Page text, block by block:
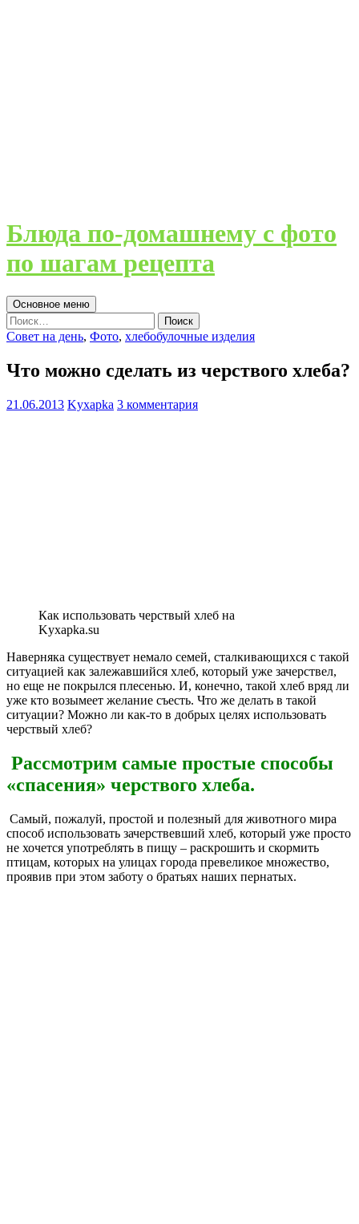
Блюда по-домашнему с фото
по шагам рецепта
Поиск
Основное меню Перейти
к
содержимому
Найти:
Совет на день, Фото, хлебобулочные изделия
Что можно сделать из черствого хлеба?
21.06.2013 Kyxapka 3 комментария
Как использовать черствый хлеб на
Kyxapka.su
Наверняка существует немало семей, сталкивающихся с такой
ситуацией как залежавшийся хлеб, который уже зачерствел,
но еще не покрылся плесенью. И, конечно, такой хлеб вряд ли
уже кто возымеет желание съесть. Что же делать в такой
ситуации? Можно ли как-то в добрых целях использовать
черствый хлеб?
Рассмотрим самые простые способы
«спасения» черствого хлеба.
Самый, пожалуй, простой и полезный для животного мира
способ использовать зачерствевший хлеб, который уже просто
не хочется употреблять в пищу – раскрошить и скормить
птицам, которых на улицах города превеликое множество,
проявив при этом заботу о братьях наших пернатых.